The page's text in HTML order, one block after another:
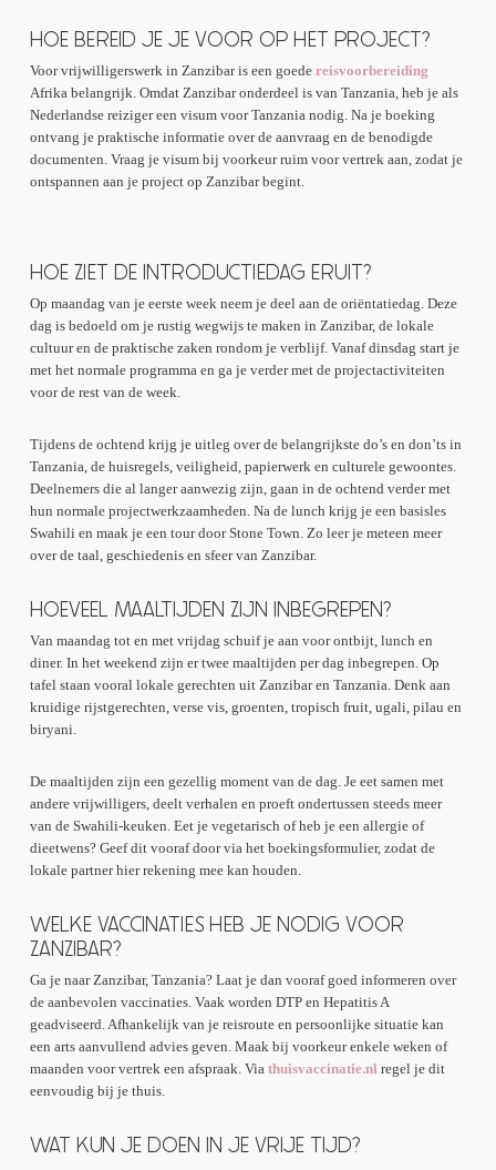
HOE BEREID JE JE VOOR OP HET PROJECT?
Voor vrijwilligerswerk in Zanzibar is een goede reisvoorbereiding
Afrika belangrijk. Omdat Zanzibar onderdeel is van Tanzania, heb je als
Nederlandse reiziger een visum voor Tanzania nodig. Na je boeking
ontvang je praktische informatie over de aanvraag en de benodigde
documenten. Vraag je visum bij voorkeur ruim voor vertrek aan, zodat je
ontspannen aan je project op Zanzibar begint.
HOE ZIET DE INTRODUCTIEDAG ERUIT?
Op maandag van je eerste week neem je deel aan de oriëntatiedag. Deze
dag is bedoeld om je rustig wegwijs te maken in Zanzibar, de lokale
cultuur en de praktische zaken rondom je verblijf. Vanaf dinsdag start je
met het normale programma en ga je verder met de projectactiviteiten
voor de rest van de week.
Tijdens de ochtend krijg je uitleg over de belangrijkste do’s en don’ts in
Tanzania, de huisregels, veiligheid, papierwerk en culturele gewoontes.
Deelnemers die al langer aanwezig zijn, gaan in de ochtend verder met
hun normale projectwerkzaamheden. Na de lunch krijg je een basisles
Swahili en maak je een tour door Stone Town. Zo leer je meteen meer
over de taal, geschiedenis en sfeer van Zanzibar.
HOEVEEL MAALTIJDEN ZIJN INBEGREPEN?
Van maandag tot en met vrijdag schuif je aan voor ontbijt, lunch en
diner. In het weekend zijn er twee maaltijden per dag inbegrepen. Op
tafel staan vooral lokale gerechten uit Zanzibar en Tanzania. Denk aan
kruidige rijstgerechten, verse vis, groenten, tropisch fruit, ugali, pilau en
biryani.
De maaltijden zijn een gezellig moment van de dag. Je eet samen met
andere vrijwilligers, deelt verhalen en proeft ondertussen steeds meer
van de Swahili-keuken. Eet je vegetarisch of heb je een allergie of
dieetwens? Geef dit vooraf door via het boekingsformulier, zodat de
lokale partner hier rekening mee kan houden.
WELKE VACCINATIES HEB JE NODIG VOOR
ZANZIBAR?
Ga je naar Zanzibar, Tanzania? Laat je dan vooraf goed informeren over
de aanbevolen vaccinaties. Vaak worden DTP en Hepatitis A
geadviseerd. Afhankelijk van je reisroute en persoonlijke situatie kan
een arts aanvullend advies geven. Maak bij voorkeur enkele weken of
maanden voor vertrek een afspraak. Via thuisvaccinatie.nl regel je dit
eenvoudig bij je thuis.
WAT KUN JE DOEN IN JE VRIJE TIJD?